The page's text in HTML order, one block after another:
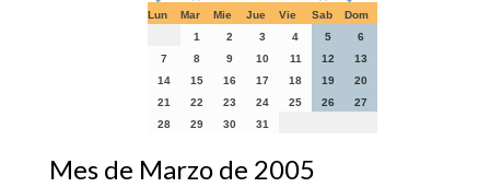
Lun Mar Mie Jue Vie Sab
Dom
1
2 3 4 5
6
7
8 9 10 11 12
13
14
15 16 17 18 19
20
21
22 23 24 25 26
27
28
29 30 31
Mes de Marzo de 2005